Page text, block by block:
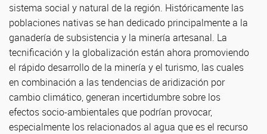
sistema social y natural de la región. Históricamente las
poblaciones nativas se han dedicado principalmente a la
ganadería de subsistencia y la minería artesanal. La
tecnificación y la globalización están ahora promoviendo
el rápido desarrollo de la minería y el turismo, las cuales
en combinación a las tendencias de aridización por
cambio climático, generan incertidumbre sobre los
efectos socio-ambientales que podrían provocar,
especialmente los relacionados al agua que es el recurso